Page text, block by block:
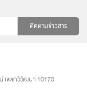
ติดตามข่าวสาร
เขตทวีวัฒนา 10170